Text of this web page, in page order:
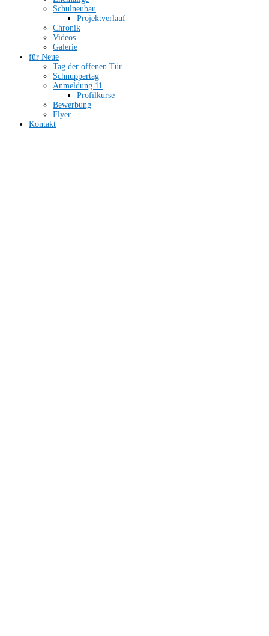
Schulneubau
Projektverlauf
Chronik
Videos
Galerie
für Neue
Tag der offenen Tür
Schnuppertag
Anmeldung 11
Profilkurse
Bewerbung
Flyer
Kontakt